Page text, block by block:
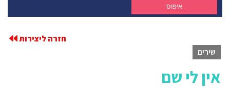
חזרה ליצירות
שירים
אין לי שם